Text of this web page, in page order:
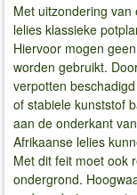
Met uitzondering
lelies klassieke
Hiervoor mogen
worden gebruikt.
verpotten
of stabiele kunststof
aan de onderkant
Afrikaanse lelies
Met dit feit moet ook
ondergrond.